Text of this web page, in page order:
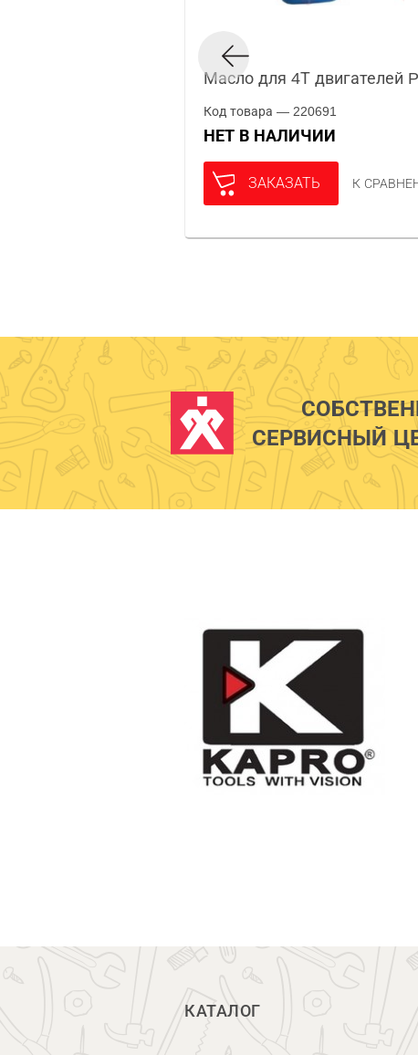
Масло для 4Т двигателей
Код товара — 220691
НЕТ В НАЛИЧИИ
ЗАКАЗАТЬ К
СЕРВИСНЫЙ
КАТАЛОГ